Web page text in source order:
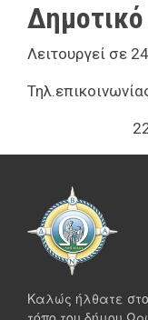
Λειτουργεί σε
2295 3
Καλώς ήλθατε στο